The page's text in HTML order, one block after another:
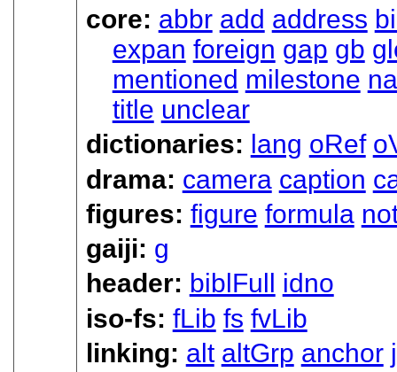
core: abbr add address
expan foreign gap gb
mentioned milestone
title unclear
dictionaries: lang oRef
drama: camera caption
figures: figure formula
gaiji: g
header: biblFull
idno
iso-fs: fLib fs fvLib
linking: alt altGrp anchor